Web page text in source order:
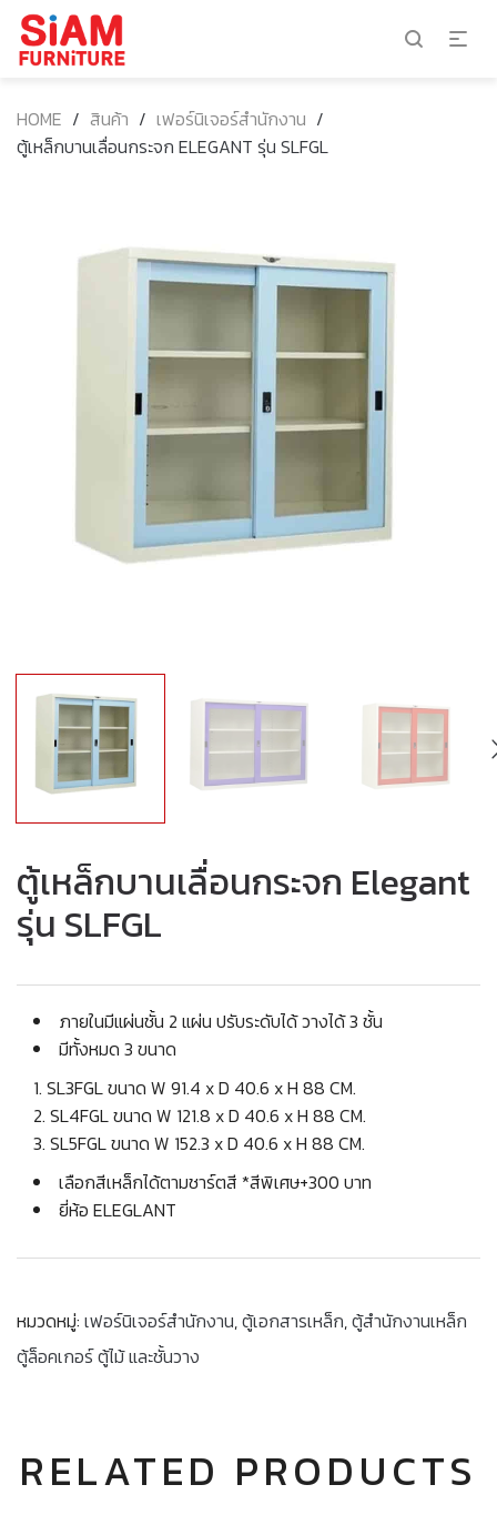
HOME / สินค้า / เฟอร์นิเจอร์สำนักงาน /
ตู้เหล็กบานเลื่อนกระจก ELEGANT รุ่น SLFGL
ตู้เหล็กบานเลื่อนกระจก Elegant
รุ่น SLFGL
ภายในมีแผ่นชั้น 2 แผ่น ปรับระดับได้ วางได้ 3 ชั้น
มีทั้งหมด 3 ขนาด
SL3FGL ขนาด W 91.4 x D 40.6 x H 88 CM.
SL4FGL ขนาด W 121.8 x D 40.6 x H 88 CM.
SL5FGL ขนาด W 152.3 x D 40.6 x H 88 CM.
เลือกสีเหล็กได้ตามชาร์ตสี *สีพิเศษ+300 บาท
ยี่ห้อ ELEGLANT
หมวดหมู่: เฟอร์นิเจอร์สำนักงาน,ตู้เอกสารเหล็ก,ตู้สำนักงานเหล็ก
ตู้ล็อคเกอร์ ตู้ไม้ และชั้นวาง
RELATED PRODUCTS